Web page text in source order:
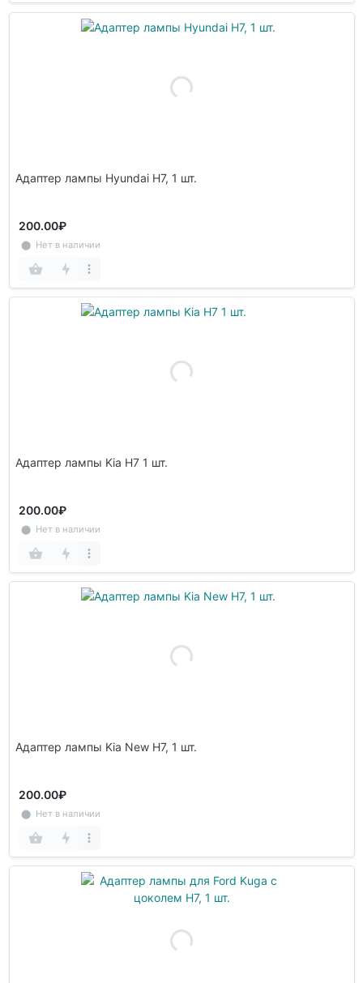
Адаптер лампы Hyundai H7, 1 шт.
200.00₽
⬤ Нет в наличии
Адаптер лампы Kia H7 1 шт.
200.00₽
⬤ Нет в наличии
Адаптер лампы Kia New H7, 1 шт.
200.00₽
⬤ Нет в наличии